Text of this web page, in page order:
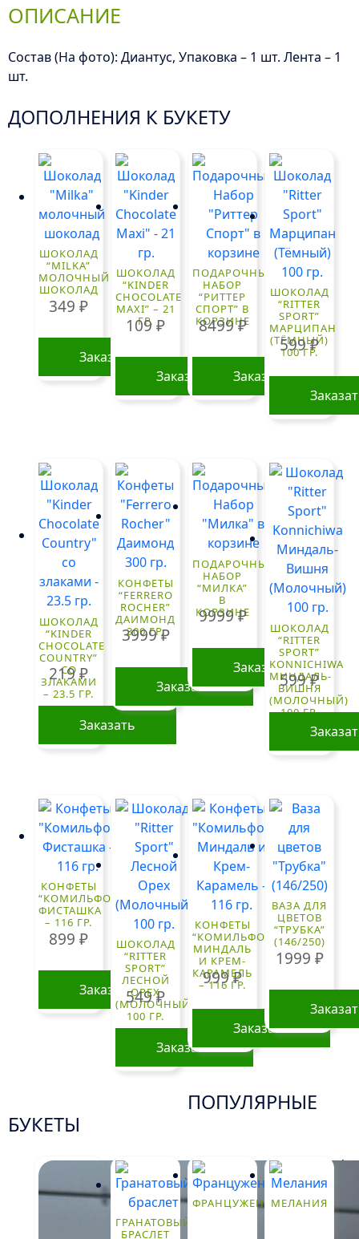
ОПИСАНИЕ
Состав (На фото): Диантус, Упаковка – 1 шт. Лента – 1
шт.
ДОПОЛНЕНИЯ К БУКЕТУ
ШОКОЛАД
“MILKA”
МОЛОЧНЫЙ
ШОКОЛАД
349₽
Заказать
ШОКОЛАД
“KINDER
CHOCOLATE
MAXI” – 21
ГР.
109₽
Заказать
ПОДАРОЧНЫЙ
НАБОР
“РИТТЕР
СПОРТ” В
КОРЗИНЕ
8499₽
Заказать
ШОКОЛАД
“RITTER
SPORT”
МАРЦИПАН
(ТЁМНЫЙ)
100 ГР.
599₽
ШОКОЛАД
“KINDER
CHOCOLATE
COUNTRY”
СО
ЗЛАКАМИ
– 23.5 ГР.
219₽
Заказать
КОНФЕТЫ
“FERRERO
ROCHER”
ДАИМОНД
300 ГР.
3999₽
Заказать
ПОДАРОЧНЫЙ
НАБОР
“МИЛКА”
В
КОРЗИНЕ
9999₽
Заказать
ШОКОЛАД
“RITTER
SPORT”
KONNICHIWA
МИНДАЛЬ-
ВИШНЯ
(МОЛОЧНЫЙ)
100 ГР.
599₽
КОНФЕТЫ
“КОМИЛЬФО”
ФИСТАШКА
– 116 ГР.
899₽
Заказать
ШОКОЛАД
“RITTER
SPORT”
ЛЕСНОЙ
ОРЕХ
(МОЛОЧНЫЙ)
100 ГР.
549₽
Заказать
КОНФЕТЫ
“КОМИЛЬФО”
МИНДАЛЬ
И КРЕМ-
КАРАМЕЛЬ
– 116 ГР.
999₽
Заказать
ВАЗА ДЛЯ
ЦВЕТОВ
“ТРУБКА”
(146/250)
1999 ₽
ПОПУЛЯРНЫЕ
БУКЕТЫ
ГРАНАТОВЫЙ
БРАСЛЕТ
ФРАНЦУЖЕНКАМЕЛАНИЯ
!